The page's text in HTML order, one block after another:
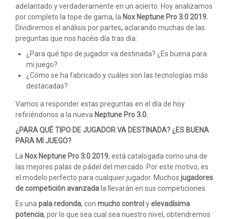
adelantado y verdaderamente en un acierto. Hoy analizamos
por completo la tope de gama, la Nox Neptune Pro 3.0 2019.
Dividiremos el análisis por partes,aclarando muchas de las
preguntas que nos hacéis día tras día:
¿Para qué tipo de jugador va destinada? ¿Es buena para
mi juego?
¿Cómo se ha fabricado y cuáles son las tecnologías más
destacadas?
Vamos a responder estas preguntas en el día de hoy
refiriéndonos a la nueva Neptune Pro 3.0.
¿PARA QUÉ TIPO DE JUGADOR VA DESTINADA? ¿ES BUENA
PARA MI JUEGO?
La Nox Neptune Pro 3.0 2019, está catalogada como una de
las mejores palas de pádel del mercado. Por este motivo, es
el modelo perfecto para cualquier jugador. Muchos jugadores
decompetición avanzadala llevarán en sus competiciones.
Es una pala redonda, con mucho controlyelevadísima
potencia, por lo que sea cual sea nuestro nivel, obtendremos